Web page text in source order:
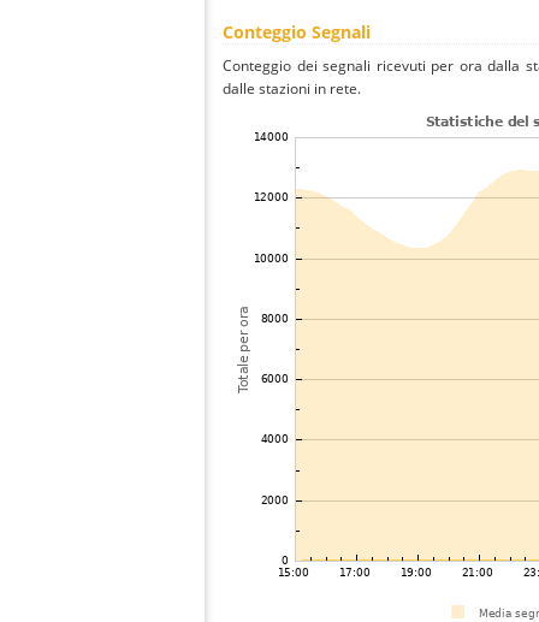
Conteggio Segnali
Conteggio dei segnali ricevuti per ora dalla
dalle stazioni in rete.